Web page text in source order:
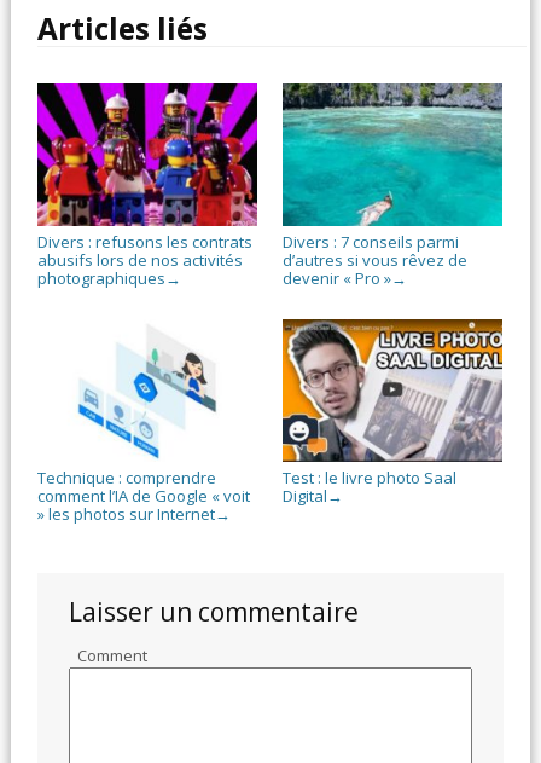
Articles liés
Divers : refusons les contrats
abusifs lors de nos activités
photographiques →
Divers : 7 conseils parmi
d’autres si vous rêvez de
devenir « Pro »→
Technique : comprendre
comment l’IA de Google « voit
» les photos sur Internet→
Test : le livre photo Saal
Digital →
Laisser un commentaire
Comment